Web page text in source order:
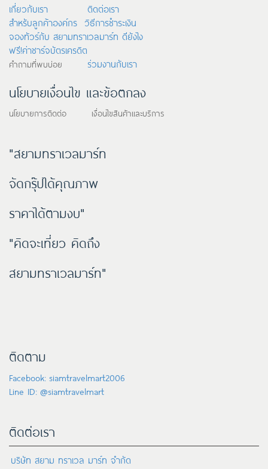
เกี่ยวกับเรา
ติดต่อเรา
สำหรับลูกค้าองค์กร วิธีการชำระเงิน
จองทัวร์กับ สยามทราเวลมาร์ท ดียังไง
ฟรี!ค่าชาร์จบัตรเครดิต
คำถามที่พบบ่อย ร่วมงานกับเรา
นโยบายเงื่อนไข และข้อตกลง
นโยบายการติดต่อ เงื่อนไขสินค้าและบริการ
"สยามทราเวลมาร์ท
จัดกรุ๊ปได้คุณภาพ
ราคาได้ตามงบ"
"คิดจะเที่ยว คิดถึง
สยามทราเวลมาร์ท"
ติดตาม
Facebook: siamtravelmart2006
Line ID: @siamtravelmart
ติดต่อเรา
บริษัท สยาม ทราเวล มาร์ท จำกัด